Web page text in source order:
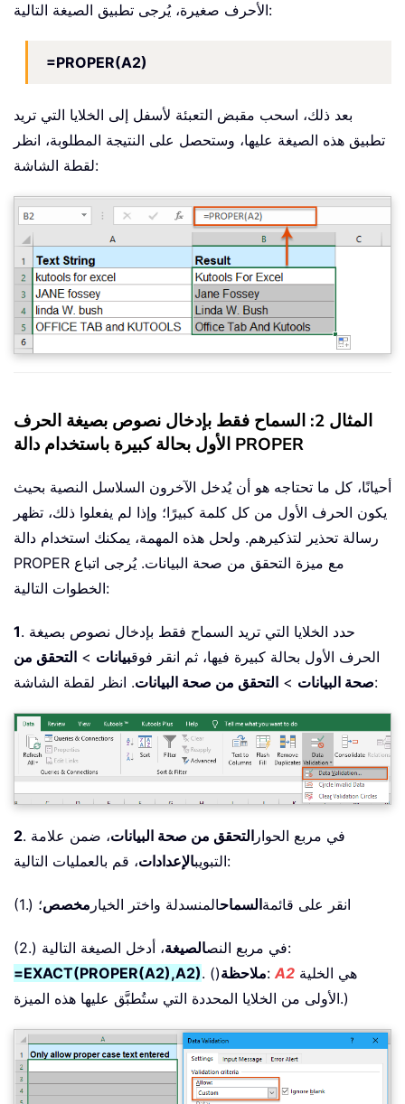
الأحرف صغيرة، يُرجى تطبيق الصيغة التالية:
=PROPER(A2)
بعد ذلك، اسحب مقبض التعبئة لأسفل إلى الخلايا التي تريد
تطبيق هذه الصيغة عليها، وستحصل على النتيجة المطلوبة، انظر
لقطة الشاشة:
المثال 2: السماح فقط بإدخال نصوص بصيغة الحرف
الأول بحالة كبيرة باستخدام دالة PROPER
أحيانًا، كل ما تحتاجه هو أن يُدخل الآخرون السلاسل النصية بحيث
يكون الحرف الأول من كل كلمة كبيرًا؛ وإذا لم يفعلوا ذلك، تظهر
رسالة تحذير لتذكيرهم. ولحل هذه المهمة، يمكنك استخدام دالة
PROPER مع ميزة التحقق من صحة البيانات. يُرجى اتباع
الخطوات التالية:
1. حدد الخلايا التي تريد السماح فقط بإدخال نصوص بصيغة
الحرف الأول بحالة كبيرة فيها، ثم انقر فوقبيانات > التحقق من
صحة البيانات > التحقق من صحة البيانات . انظر لقطة الشاشة:
2 . في مربع الحوار التحقق من صحة البيانات، ضمن علامة
التبويبالإعدادات ، قم بالعمليات التالية:
(1.) انقر على قائمةالسماحالمنسدلة واختر الخيار مخصص؛
(2.) في مربع النصالصيغة
، أدخل الصيغة التالية:
=EXACT(PROPER(A2),A2). ()ملاحظة: A2
الأولى من الخلايا المحددة التي ستُطبَّق عليها هذه الميزة.)